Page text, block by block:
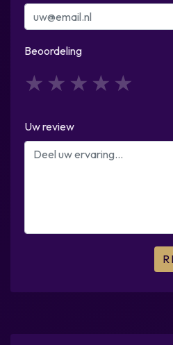
Beoordeling
4
3
2
1
Uw review